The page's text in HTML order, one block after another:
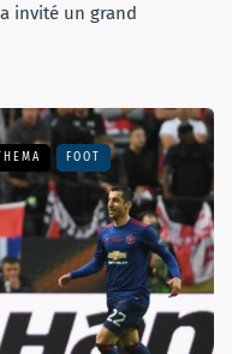
invité un grand
FOOT